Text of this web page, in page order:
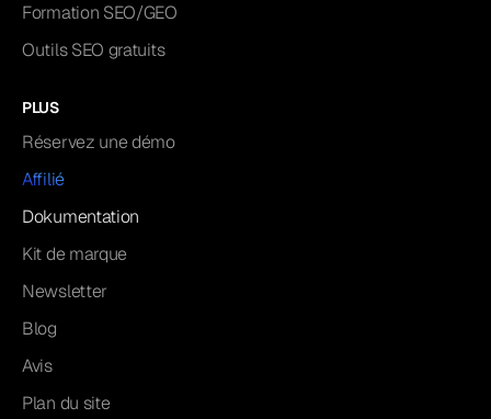
Formation SEO/GEO
Outils SEO gratuits
PLUS
Réservez une démo
Affilié
Dokumentation
Kit de marque
Newsletter
Blog
Avis
Plan du site